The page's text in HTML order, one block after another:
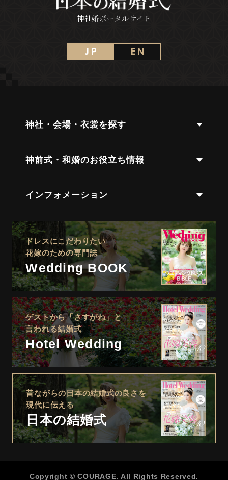
神社婚ポータルサイト
J P E N
神社・会場・衣裳を探す
神前式・和婚のお役立ち情報
インフォメーション
ドレスにこだわりたい
花嫁のための専門誌
Wedding BOOK
ゲストから「さすがね」と
言われる結婚式
Hotel Wedding
昔ながらの日本の結婚式の良さを
現代に伝える
日本の結婚式
Copyright © COURAGE. All Rights Reserved.